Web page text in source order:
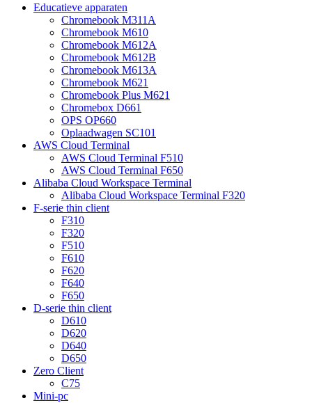
Educatieve apparaten
Chromebook M311A
Chromebook M610
Chromebook M612A
Chromebook M612B
Chromebook M613A
Chromebook M621
Chromebook Plus M621
Chromebox D661
OPS OP660
Oplaadwagen SC101
AWS Cloud Terminal
AWS Cloud Terminal F510
AWS Cloud Terminal F650
Alibaba Cloud Workspace Terminal
Alibaba Cloud Workspace Terminal F320
F-serie thin client
F310
F320
F510
F610
F620
F640
F650
D-serie thin client
D610
D620
D640
D650
Zero Client
C75
Mini-pc